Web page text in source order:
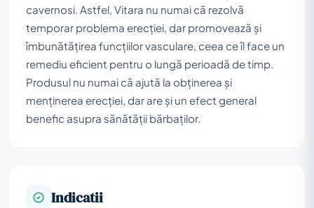
cavernosi. Astfel, Vitara nu numai că rezolvă
temporar problema erecției, dar promovează și
îmbunătățirea funcțiilor vasculare, ceea ce îl face un
remediu eficient pentru o lungă perioadă de timp.
Produsul nu numai că ajută la obținerea și
menținerea erecției, dar are și un efect general
benefic asupra sănătății bărbaților.
Indicatii